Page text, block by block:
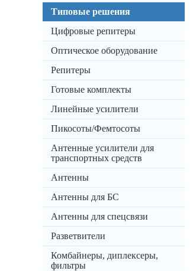
Типовые решения
Цифровые репитеры
Оптическое оборудование
Репитеры
Готовые комплекты
Линейные усилители
Пикосоты/Фемтосоты
Антенные усилители для
транспортных средств
Антенны
Антенны для БС
Антенны для спецсвязи
Разветвители
Комбайнеры, диплексеры,
фильтры